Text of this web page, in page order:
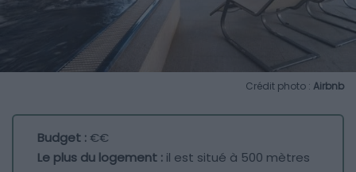
Crédit photo : Airbnb
Budget :€€
Le plus du logement : il est situé à 500 mètres